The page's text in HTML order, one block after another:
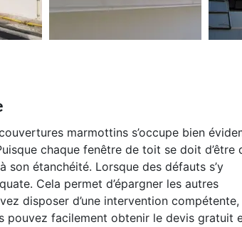
marmottins s’occupe bien
chaque fenêtre de toit se doit d’être
son étanchéité. Lorsque des défauts s’y
Cela permet d’épargner les autres
disposer d’une intervention
pouvez facilement obtenir le devis gratuit